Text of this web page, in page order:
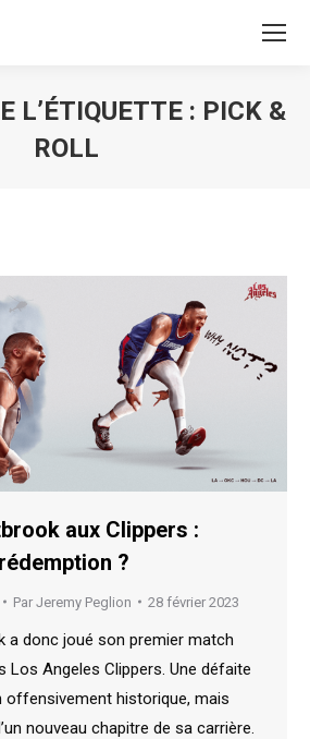
L’ÉTIQUETTE : PICK &
ROLL
aux Clippers :
?
Par Jeremy Peglion 28 février 2023
a donc joué son premier match
Los Angeles Clippers. Une défaite
offensivement historique, mais
nouveau chapitre de sa carrière.